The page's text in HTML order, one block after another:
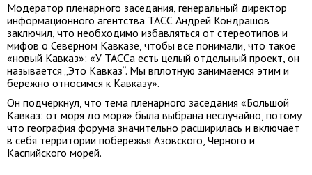
Модератор пленарного заседания, генеральный директор
информационного агентства ТАСС Андрей Кондрашов
заключил, что необходимо избавляться от стереотипов и
мифов о Северном Кавказе, чтобы все понимали, что такое
«новый Кавказ»: «У ТАССа есть целый отдельный проект, он
называется „Это Кавказ“. Мы вплотную занимаемся этим и
бережно относимся к Кавказу».
Он подчеркнул, что тема пленарного заседания «Большой
Кавказ: от моря до моря» была выбрана неслучайно, потому
что география форума значительно расширилась и включает
в себя территории побережья Азовского, Черного и
Каспийского морей.